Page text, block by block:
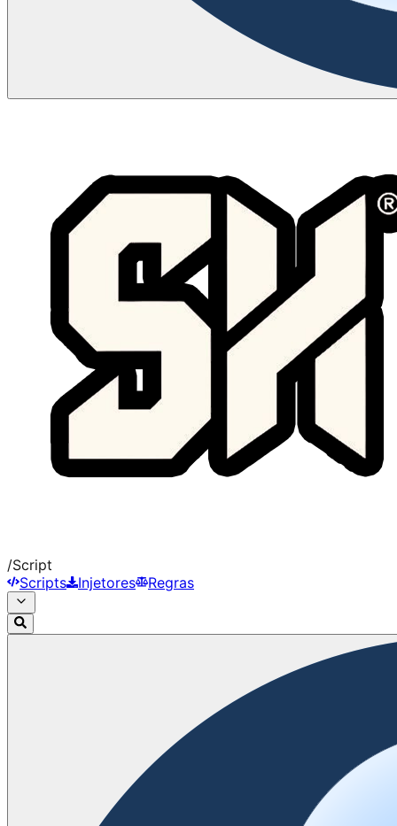
/Script
Scripts
Injetores Regras